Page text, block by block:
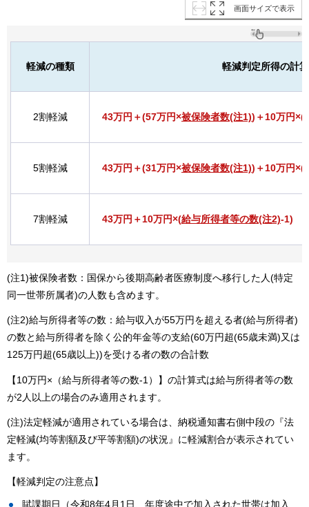
画面サイズで表示
軽減の種類 軽減判定所得の計
2割軽減 43万円＋(57万円×被保険者数(注1))＋10万円×(
5割軽減 43万円＋(31万円×被保険者数(注1))＋10万円×(
7割軽減 43万円＋10万円×(給与所得者等の数(注2)-1)
(注1)被保険者数：国保から後期高齢者医療制度へ移行した人(特定
同一世帯所属者)の人数も含めます。
(注2)給与所得者等の数：給与収入が55万円を超える者(給与所得者)
の数と給与所得者を除く公的年金等の支給(60万円超(65歳未満)又は
125万円超(65歳以上))を受ける者の数の合計数
【10万円×（給与所得者等の数-1）】の計算式は給与所得者等の数
が2人以上の場合のみ適用されます。
(注)法定軽減が適用されている場合は、納税通知書右側中段の『法
定軽減(均等割額及び平等割額)の状況』に軽減割合が表示されてい
ます。
【軽減判定の注意点】
賦課期日（令和8年4月1日、年度途中で加入された世帯は加入